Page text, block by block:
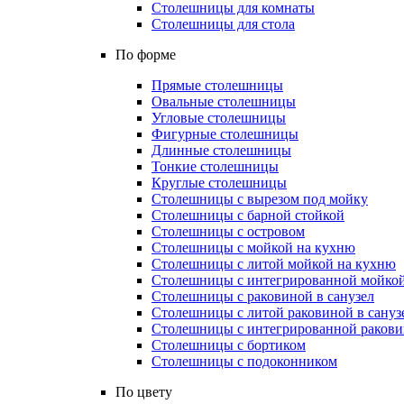
Столешницы для комнаты
Столешницы для стола
По форме
Прямые столешницы
Овальные столешницы
Угловые столешницы
Фигурные столешницы
Длинные столешницы
Тонкие столешницы
Круглые столешницы
Столешницы с вырезом под мойку
Столешницы с барной стойкой
Столешницы с островом
Столешницы с мойкой на кухню
Столешницы с литой мойкой на кухню
Столешницы с интегрированной
Столешницы с раковиной в санузел
Столешницы с литой раковиной в
Столешницы с интегрированной
Столешницы с бортиком
Столешницы с подоконником
По цвету